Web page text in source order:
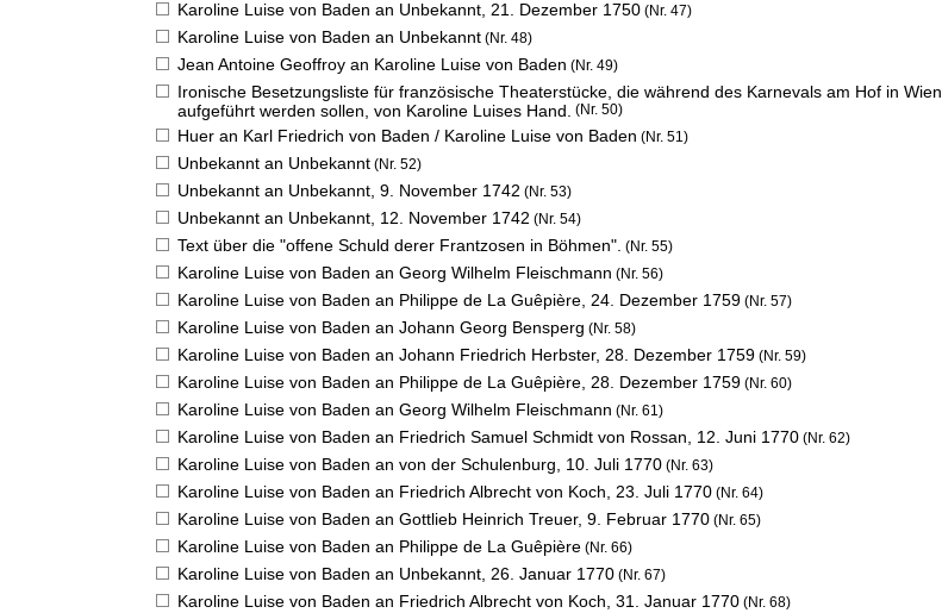
Karoline Luise von Baden an Unbekannt, 21. Dezember 1750 (Nr. 47)
Karoline Luise von Baden an Unbekannt (Nr. 48)
Jean Antoine Geoffroy an Karoline Luise von Baden (Nr. 49)
Ironische Besetzungsliste für französische Theaterstücke, die während des Karnevals am Hof in Wien
aufgeführt werden sollen, von Karoline Luises Hand. (Nr. 50)
Huer an Karl Friedrich von Baden / Karoline Luise von Baden (Nr. 51)
Unbekannt an Unbekannt (Nr. 52)
Unbekannt an Unbekannt, 9. November 1742 (Nr. 53)
Unbekannt an Unbekannt, 12. November 1742 (Nr. 54)
Text über die "offene Schuld derer Frantzosen in Böhmen". (Nr. 55)
Karoline Luise von Baden an Georg Wilhelm Fleischmann (Nr. 56)
Karoline Luise von Baden an Philippe de La Guêpière, 24. Dezember 1759 (Nr. 57)
Karoline Luise von Baden an Johann Georg Bensperg (Nr. 58)
Karoline Luise von Baden an Johann Friedrich Herbster, 28. Dezember 1759 (Nr. 59)
Karoline Luise von Baden an Philippe de La Guêpière, 28. Dezember 1759 (Nr. 60)
Karoline Luise von Baden an Georg Wilhelm Fleischmann (Nr. 61)
Karoline Luise von Baden an Friedrich Samuel Schmidt von Rossan, 12. Juni 1770 (Nr. 62)
Karoline Luise von Baden an von der Schulenburg, 10. Juli 1770 (Nr. 63)
Karoline Luise von Baden an Friedrich Albrecht von Koch, 23. Juli 1770 (Nr. 64)
Karoline Luise von Baden an Gottlieb Heinrich Treuer, 9. Februar 1770 (Nr. 65)
Karoline Luise von Baden an Philippe de La Guêpière (Nr. 66)
Karoline Luise von Baden an Unbekannt, 26. Januar 1770 (Nr. 67)
Karoline Luise von Baden an Friedrich Albrecht von Koch, 31. Januar 1770 (Nr. 68)